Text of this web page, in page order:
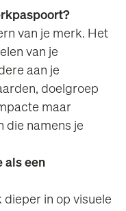
van je merk. Het
van je
aan je
doelgroep
maar
die namens je
als een
dieper in op visuele